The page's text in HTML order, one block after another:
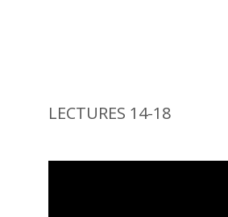
LECTURES 14-18